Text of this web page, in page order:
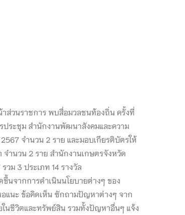
ส่วนราชการ พบสื่อมวลชนท้องถิ่น ครั้งที่
ประชุม สำนักงานพัฒนาสังคมและความ
จำนวน 2 ราย และมอบเกียรติบัตรให้
ำนวน 2 ราย สำนักงานเกษตรจังหวัด
ม 3 ประเภท 14 รางวัล
นจากการดำเนินนโยบายต่างๆ ของ
แนะ ข้อคิดเห็น ซักถามปัญหาต่างๆ จาก
นชีวิตและทรัพย์สิน รวมทั้งปัญหาอื่นๆ แจ้ง